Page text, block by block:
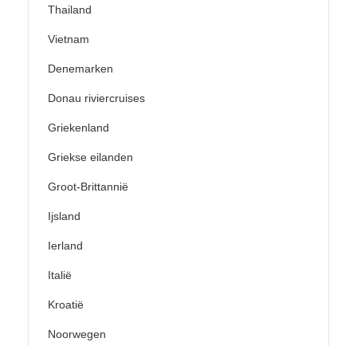
Thailand
Vietnam
Denemarken
Donau riviercruises
Griekenland
Griekse eilanden
Groot-Brittannië
Ijsland
Ierland
Italië
Kroatië
Noorwegen